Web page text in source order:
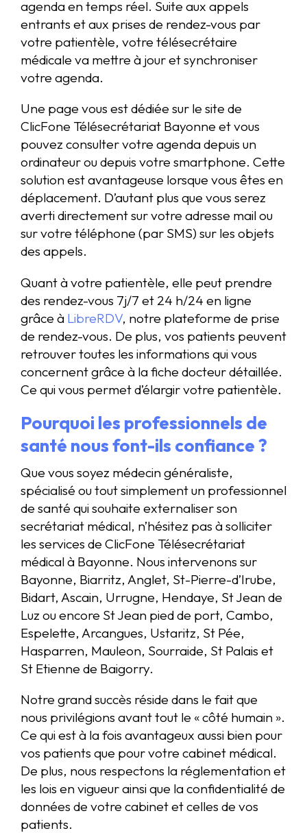
agenda en temps réel. Suite aux appels
entrants et aux prises de rendez-vous par
votre patientèle, votre télésecrétaire
médicale va mettre à jour et synchroniser
votre agenda.
Une page vous est dédiée sur le site de
ClicFone Télésecrétariat Bayonne et vous
pouvez consulter votre agenda depuis un
ordinateur ou depuis votre smartphone. Cette
solution est avantageuse lorsque vous êtes en
déplacement. D’autant plus que vous serez
averti directement sur votre adresse mail ou
sur votre téléphone (par SMS) sur les objets
des appels.
Quant à votre patientèle, elle peut prendre
des rendez-vous 7j/7 et 24 h/24 en ligne
grâce à LibreRDV, notre plateforme de prise
de rendez-vous. De plus, vos patients peuvent
retrouver toutes les informations qui vous
concernent grâce à la fiche docteur détaillée.
Ce qui vous permet d’élargir votre patientèle.
Pourquoi les professionnels de
santé nous font-ils confiance ?
Que vous soyez médecin généraliste,
spécialisé ou tout simplement un professionnel
de santé qui souhaite externaliser son
secrétariat médical, n’hésitez pas à solliciter
les services de ClicFone Télésecrétariat
médical à Bayonne. Nous intervenons sur
Bayonne, Biarritz, Anglet, St-Pierre-d’Irube,
Bidart, Ascain, Urrugne, Hendaye, St Jean de
Luz ou encore St Jean pied de port, Cambo,
Espelette, Arcangues, Ustaritz, St Pée,
Hasparren, Mauleon, Sourraide, St Palais et
St Etienne de Baigorry.
Notre grand succès réside dans le fait que
nous privilégions avant tout le « côté humain ».
Ce qui est à la fois avantageux aussi bien pour
vos patients que pour votre cabinet médical.
De plus, nous respectons la réglementation et
les lois en vigueur ainsi que la confidentialité de
données de votre cabinet et celles de vos
patients.